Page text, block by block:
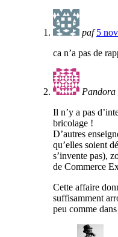
paf 5
ca n’a pas de
Pandora
Il n’y a pas
bricolage !
D’autres
qu’elles soient
s’invente pas),
de Commerce
Cette affaire
suffisamment
peu comme